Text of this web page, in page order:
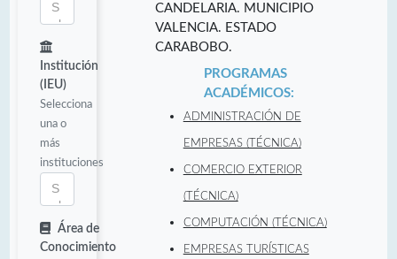
Institución
(IEU)
Selecciona
una o
más
instituciones
Área de
Conocimiento
CANDELARIA. MUNICIPIO
VALENCIA. ESTADO
CARABOBO.
PROGRAMAS
ACADÉMICOS:
ADMINISTRACIÓN DE
EMPRESAS (TÉCNICA)
COMERCIO EXTERIOR
(TÉCNICA)
COMPUTACIÓN (TÉCNICA)
EMPRESAS TURÍSTICAS